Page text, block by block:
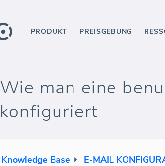
PRODUKT PREISGEBUNG
Wie man eine
konfiguriert
Knowledge Base E-MAIL